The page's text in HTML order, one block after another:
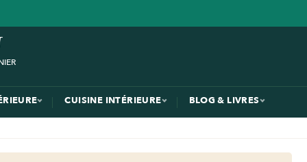
CUISINE INTÉRIEURE BLOG & LIVRES